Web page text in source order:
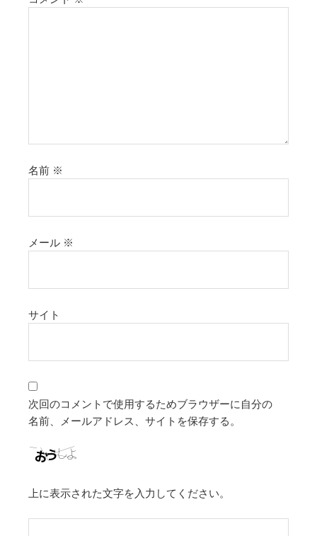
名前 ※
メール ※
サイト
次回のコメントで使用するためブラウザーに自分の
名前、メールアドレス、サイトを保存する。
上に表示された文字を入力してください。